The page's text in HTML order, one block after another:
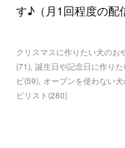
す♪（月1回程度の配
クリスマスに作りたい犬のお
(71) 誕生日や記念日に作り
ピ(59) オーブンを使わない
ピリスト(280)